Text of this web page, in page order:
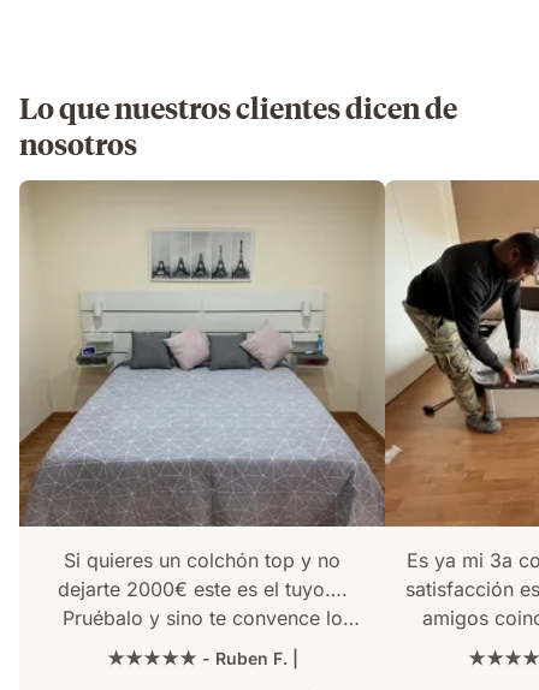
Lo que nuestros clientes dicen de
nosotros
Si quieres un colchón top y no
dejarte 2000€ este es el tuyo….
Pruébalo y sino te convence lo
devuelves gratis !! Rápido y buen
embalado. Recomendable.
★★★★★ - Ruben F. |
Es ya mi 3a
satisfacción
amigos
Emma★★★★★